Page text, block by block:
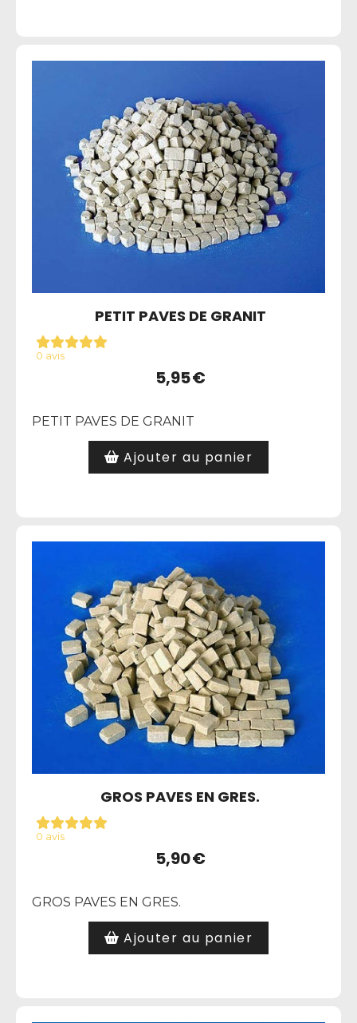
PETIT PAVES DE GRANIT
0 avis
5,95€
PETIT PAVES DE GRANIT
Ajouter au panier
GROS PAVES EN GRES.
0 avis
5,90€
GROS PAVES EN GRES.
Ajouter au panier